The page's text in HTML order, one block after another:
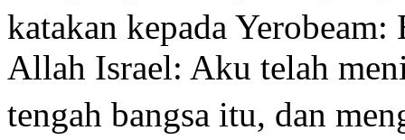
katakan kepada
Allah Israel: Aku telah
tengah bangsa itu, dan